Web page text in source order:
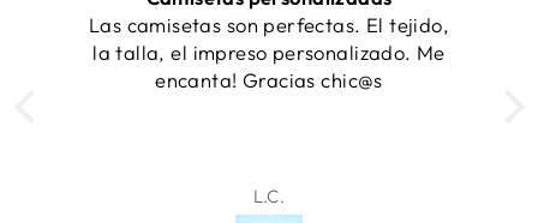
entregaron a tiempo!